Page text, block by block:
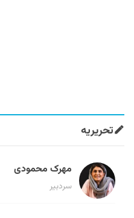
تحریریه
مهرک محمودی
سردبیر